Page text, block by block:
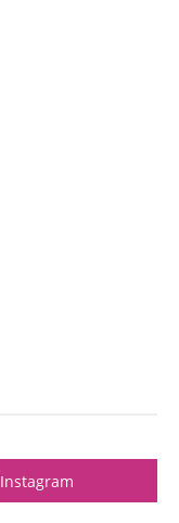
Instagram